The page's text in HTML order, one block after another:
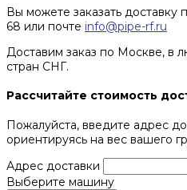
Вы можете заказать доставку
68 или почте info@pipe-rf.ru
Доставим заказ по Москве, в
стран СНГ.
Рассчитайте стоимость
Пожалуйста, введите адрес
ориентируясь на вес вашего
Адрес доставки
Выберите машину